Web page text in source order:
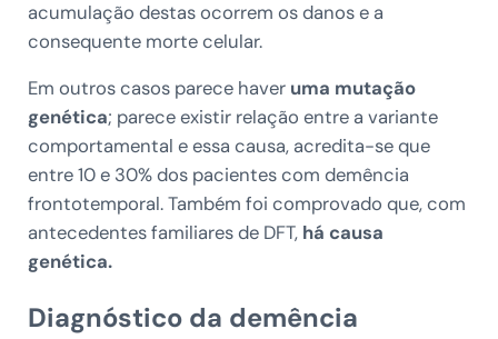
acumulação destas ocorrem os danos e a
consequente morte celular.
Em outros casos parece haver uma mutação
genética; parece existir relação entre a variante
comportamental e essa causa, acredita-se que
entre 10 e 30% dos pacientes com demência
frontotemporal. Também foi comprovado que, com
antecedentes familiares de DFT, há causa
genética.
Diagnóstico da demência